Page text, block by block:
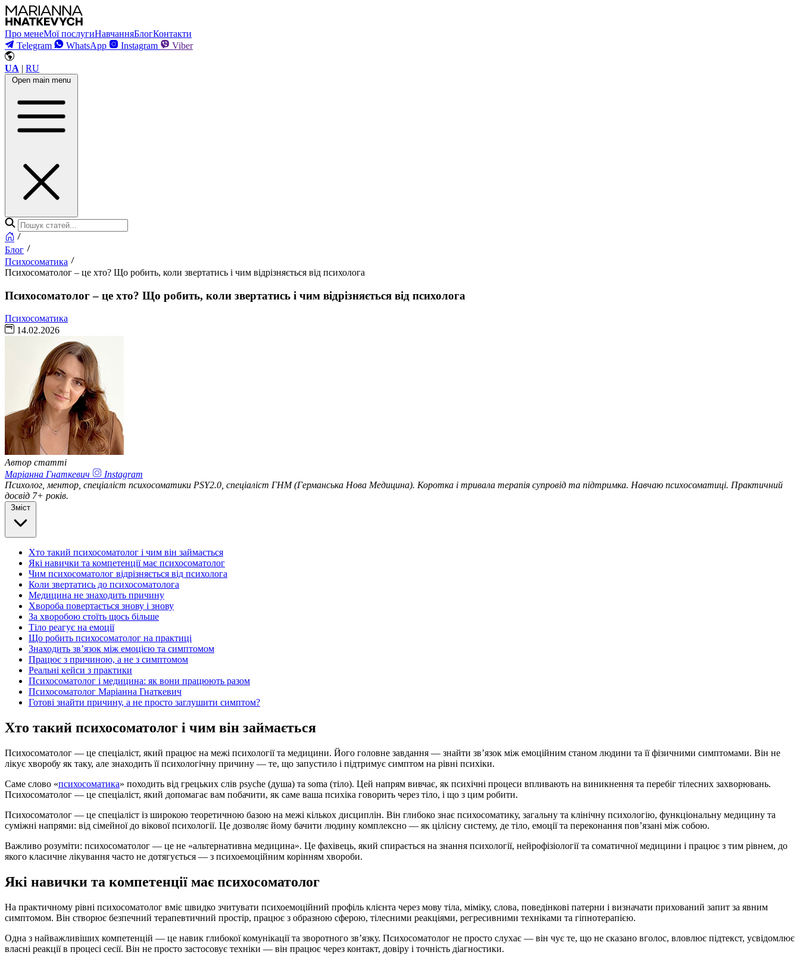
Про менеМої послугиНавчанняБлогКонтакти
Telegram
WhatsApp Instagram Viber
UA | RU
Open main menu
Блог
Психосоматика
Психосоматолог – це хто? Що робить, коли звертатись і чим відрізняється від психолога
Психосоматолог – це хто? Що робить, коли звертатись і чим відрізняється від психолога
Психосоматика
14.02.2026
Автор статті
Маріанна Гнаткевич
Instagram
Психолог, ментор, спеціаліст психосоматики PSY2.0, спеціаліст ГНМ (Германська Нова Медицина). Коротка і тривала терапія супровід та підтримка. Навчаю психосоматиці. Практичний
досвід 7+ років.
Зміст
Хто такий психосоматолог і чим він займається
Які навички та компетенції має психосоматолог
Чим психосоматолог відрізняється від психолога
Коли звертатись до психосоматолога
Медицина не знаходить причину
Хвороба повертається знову і знову
За хворобою стоїть щось більше
Тіло реагує на емоції
Що робить психосоматолог на практиці
Знаходить зв’язок між емоцією та симптомом
Працює з причиною, а не з симптомом
Реальні кейси з практики
Психосоматолог і медицина: як вони працюють разом
Психосоматолог Маріанна Гнаткевич
Готові знайти причину, а не просто заглушити симптом?
Хто такий психосоматолог і чим він займається
Психосоматолог — це спеціаліст, який працює на межі психології та медицини. Його головне завдання — знайти зв’язок між емоційним станом людини та її фізичними симптомами. Він не
лікує хворобу як таку, але знаходить її психологічну причину — те, що запустило і підтримує симптом на рівні психіки.
Саме слово «психосоматика» походить від грецьких слів psyche (душа) та soma (тіло). Цей напрям вивчає, як психічні процеси впливають на виникнення та перебіг тілесних захворювань.
Психосоматолог — це спеціаліст, який допомагає вам побачити, як саме ваша психіка говорить через тіло, і що з цим робити.
Психосоматолог — це спеціаліст із широкою теоретичною базою на межі кількох дисциплін. Він глибоко знає психосоматику, загальну та клінічну психологію, функціональну медицину та
суміжні напрями: від сімейної до вікової психології. Це дозволяє йому бачити людину комплексно — як цілісну систему, де тіло, емоції та переконання пов’язані між собою.
Важливо розуміти: психосоматолог — це не «альтернативна медицина». Це фахівець, який спирається на знання психології, нейрофізіології та соматичної медицини і працює з тим рівнем, до
якого класичне лікування часто не дотягується — з психоемоційним корінням хвороби.
Які навички та компетенції має психосоматолог
На практичному рівні психосоматолог вміє швидко зчитувати психоемоційний профіль клієнта через мову тіла, міміку, слова, поведінкові патерни і визначати прихований запит за явним
симптомом. Він створює безпечний терапевтичний простір, працює з образною сферою, тілесними реакціями, регресивними техніками та гіпнотерапією.
Одна з найважливіших компетенцій — це навик глибокої комунікації та зворотного зв’язку. Психосоматолог не просто слухає — він чує те, що не сказано вголос, вловлює підтекст, усвідомлює
власні реакції в процесі сесії. Він не просто застосовує техніки — він працює через контакт, довіру і точність діагностики.